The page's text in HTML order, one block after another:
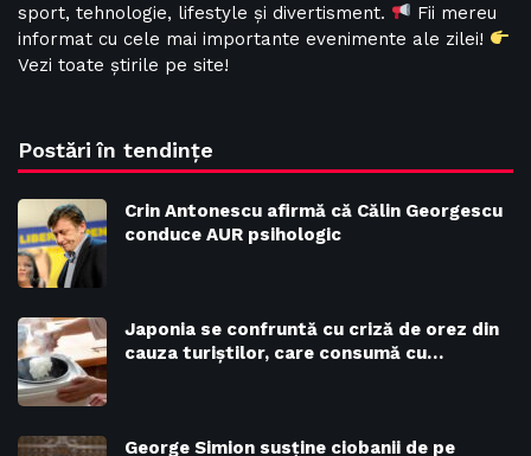
sport, tehnologie, lifestyle și divertisment.
Fii mereu
informat cu cele mai importante evenimente ale zilei!
Vezi toate știrile pe site!
Postări în tendințe
Crin Antonescu afirmă că Călin Georgescu
conduce AUR psihologic
Japonia se confruntă cu criză de orez din
cauza turiștilor, care consumă cu…
George Simion susține ciobanii de pe